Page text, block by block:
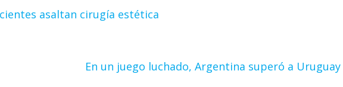
asaltan cirugía estética
En un juego luchado, Argentina superó a Uruguay